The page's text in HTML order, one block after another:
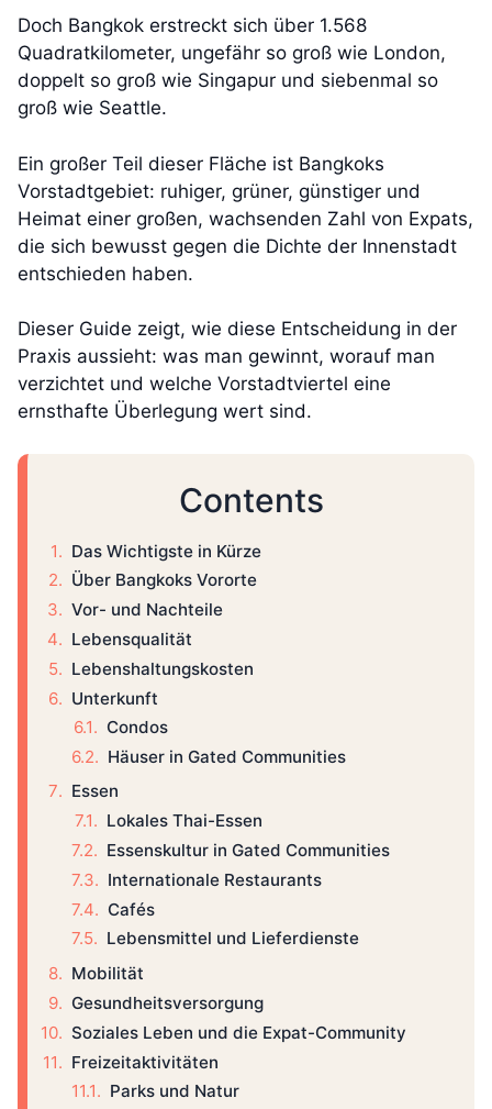
Doch Bangkok erstreckt sich über 1.568
Quadratkilometer, ungefähr so groß wie London,
doppelt so groß wie Singapur und siebenmal so
groß wie Seattle.
Ein großer Teil dieser Fläche ist Bangkoks
Vorstadtgebiet: ruhiger, grüner, günstiger und
Heimat einer großen, wachsenden Zahl von Expats,
die sich bewusst gegen die Dichte der Innenstadt
entschieden haben.
Dieser Guide zeigt, wie diese Entscheidung in der
Praxis aussieht: was man gewinnt, worauf man
verzichtet und welche Vorstadtviertel eine
ernsthafte Überlegung wert sind.
Contents
Das Wichtigste in Kürze
Über Bangkoks Vororte
Vor- und Nachteile
Lebensqualität
Lebenshaltungskosten
Unterkunft
Condos
Häuser in Gated Communities
Essen
Lokales Thai-Essen
Essenskultur in Gated Communities
Internationale Restaurants
Cafés
Lebensmittel und Lieferdienste
Mobilität
Gesundheitsversorgung
Soziales Leben und die Expat-Community
Freizeitaktivitäten
Parks und Natur